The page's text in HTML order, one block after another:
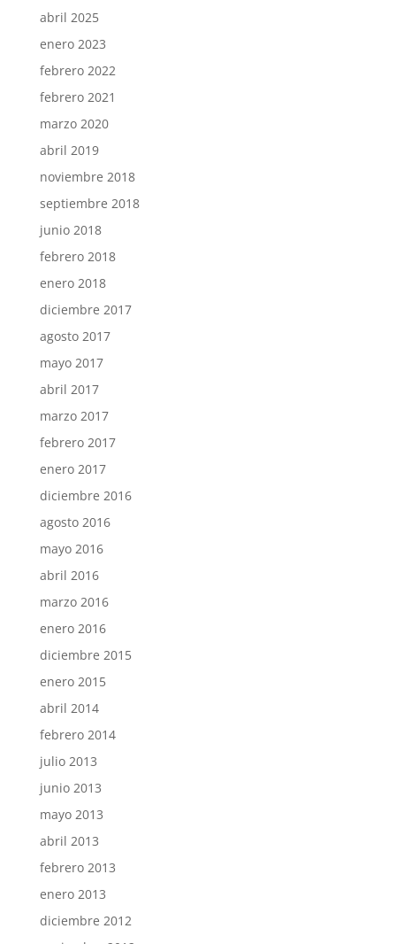
abril 2025
enero 2023
febrero 2022
febrero 2021
marzo 2020
abril 2019
noviembre 2018
septiembre 2018
junio 2018
febrero 2018
enero 2018
diciembre 2017
agosto 2017
mayo 2017
abril 2017
marzo 2017
febrero 2017
enero 2017
diciembre 2016
agosto 2016
mayo 2016
abril 2016
marzo 2016
enero 2016
diciembre 2015
enero 2015
abril 2014
febrero 2014
julio 2013
junio 2013
mayo 2013
abril 2013
febrero 2013
enero 2013
diciembre 2012